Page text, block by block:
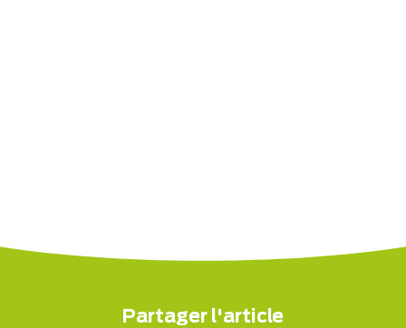
Partager l'article